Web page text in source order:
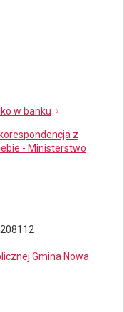
w banku
z
- Ministerstwo
Gmina Nowa